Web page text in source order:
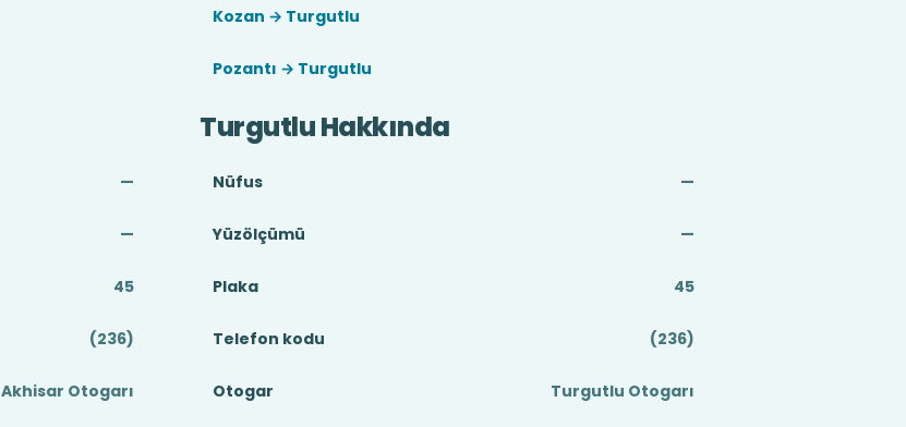
Kozan → Turgutlu
Pozantı → Turgutlu
—
—
45
(236)
Akhisar Otogarı
Turgutlu Hakkında
Nüfus —
Yüzölçümü —
Plaka 45
Telefon kodu (236)
Otogar Turgutlu Otogarı